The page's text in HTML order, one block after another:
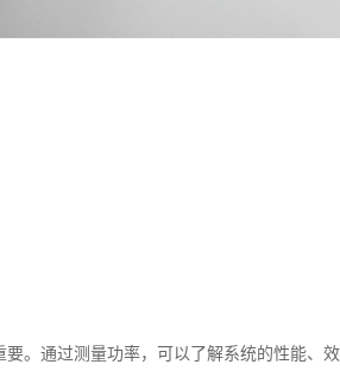
。通过测量功率，可以了解系统的性能、